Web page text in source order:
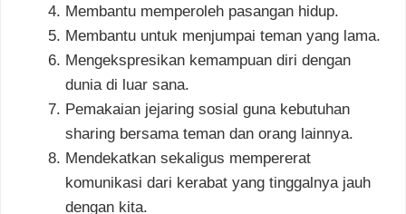
Membantu memperoleh pasangan hidup.
Membantu untuk menjumpai teman yang lama.
Mengekspresikan kemampuan diri dengan
dunia di luar sana.
Pemakaian jejaring sosial guna kebutuhan
sharing bersama teman dan orang lainnya.
Mendekatkan sekaligus mempererat
komunikasi dari kerabat yang tinggalnya jauh
dengan kita.